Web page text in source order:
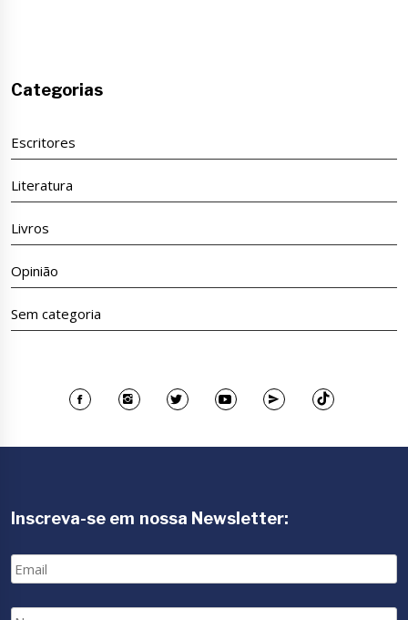
Categorias
Escritores
Literatura
Livros
Opinião
Sem categoria
Inscreva-se em nossa Newsletter:
Email
Nome